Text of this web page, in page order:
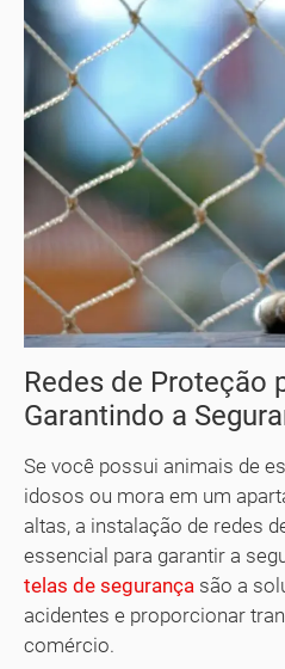
Redes de Proteção
Garantindo a
Se você possui animais de
idosos ou mora em um
altas, a instalação de redes
essencial para garantir a
telas de segurança são a
acidentes e proporcionar
comércio.